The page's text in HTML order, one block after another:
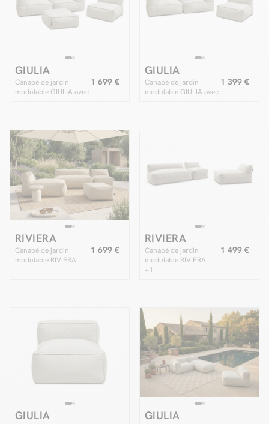
GIULIA
Canapé de jardin
modulable GIULIA avec
1 699 €
GIULIA
Canapé de jardin
modulable GIULIA avec
1 399 €
RIVIERA
Canapé de jardin
modulable RIVIERA
1 699 €
RIVIERA
Canapé de jardin
modulable RIVIERA
tissu chiné avec 1
1 499 €
+1
GIULIA GIULIA